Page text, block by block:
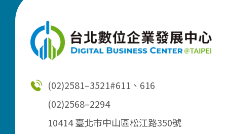
(02)2581–3521#611、616
(02)2568–2294
10414 臺北市中山區松江路350號